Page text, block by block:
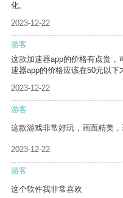
化。
2023-12-22
游客
这款加速器app的价格有点贵，
速器app的价格应该在50元以下
2023-12-22
游客
这款游戏非常好玩，画面精美，
2023-12-22
游客
这个软件我非常喜欢